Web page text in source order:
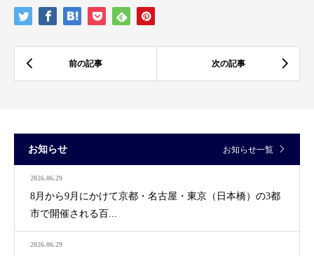
お知らせ お知らせ一覧
2026.06.29
8月から9月にかけて京都・名古屋・東京（日本橋）の3都
市で開催される百...
2026.06.29